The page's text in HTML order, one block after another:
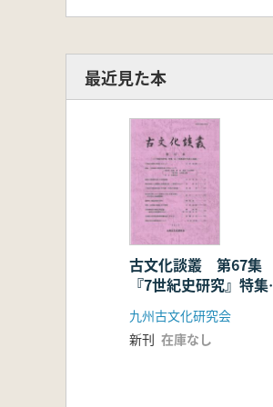
最近見た本
古文化談叢 第67集
『7世紀史研究』特集
1 須恵器の生産と流通
九州古文化研究会
新刊 在庫なし